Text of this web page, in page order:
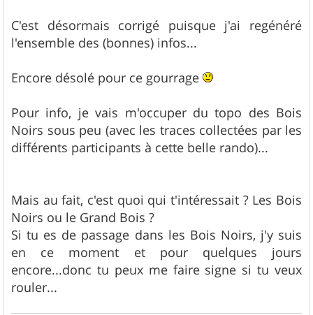
C'est désormais corrigé puisque j'ai regénéré
l'ensemble des (bonnes) infos...
Encore désolé pour ce gourrage
Pour info, je vais m'occuper du topo des Bois
Noirs sous peu (avec les traces collectées par les
différents participants à cette belle rando)...
Mais au fait, c'est quoi qui t'intéressait ? Les Bois
Noirs ou le Grand Bois ?
Si tu es de passage dans les Bois Noirs, j'y suis
en ce moment et pour quelques jours
encore...donc tu peux me faire signe si tu veux
rouler...